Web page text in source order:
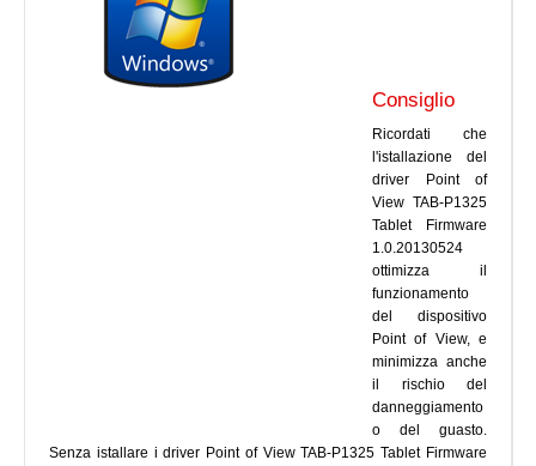
Consiglio
Ricordati che
l'istallazione del
driver Point of
View TAB-P1325
Tablet Firmware
1.0.20130524
ottimizza il
funzionamento
del dispositivo
Point of View, e
minimizza anche
il rischio del
danneggiamento
o del guasto.
Senza istallare i driver Point of View TAB-P1325 Tablet Firmware